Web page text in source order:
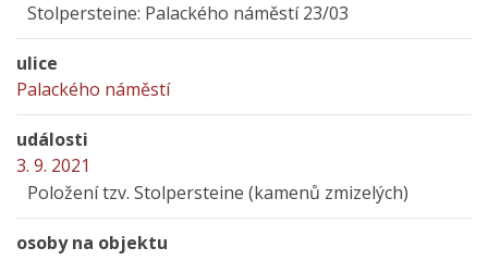
Stolpersteine: Palackého náměstí 23/03
ulice
Palackého náměstí
události
3. 9. 2021
Položení tzv. Stolpersteine (kamenů zmizelých)
osoby na objektu